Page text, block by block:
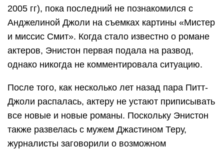
2005 гг), пока последний не познакомился с
Анджелиной Джоли на съемках картины «Мистер
и миссис Смит». Когда стало известно о романе
актеров, Энистон первая подала на развод,
однако никогда не комментировала ситуацию.
После того, как несколько лет назад пара Питт-
Джоли распалась, актеру не устают приписывать
все новые и новые романы. Поскольку Энистон
также развелась с мужем Джастином Теру,
журналисты заговорили о возможном